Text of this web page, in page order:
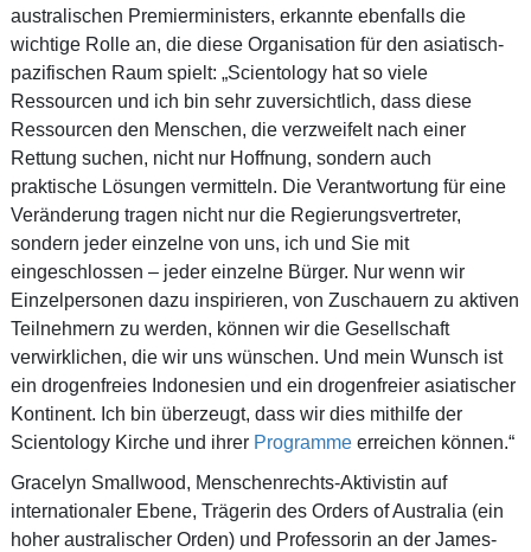
australischen Premierministers, erkannte ebenfalls die
wichtige Rolle an, die diese Organisation für den asiatisch-
pazifischen Raum spielt: „Scientology hat so viele
Ressourcen und ich bin sehr zuversichtlich, dass diese
Ressourcen den Menschen, die verzweifelt nach einer
Rettung suchen, nicht nur Hoffnung, sondern auch
praktische Lösungen vermitteln. Die Verantwortung für eine
Veränderung tragen nicht nur die Regierungsvertreter,
sondern jeder einzelne von uns, ich und Sie mit
eingeschlossen – jeder einzelne Bürger. Nur wenn wir
Einzelpersonen dazu inspirieren, von Zuschauern zu aktiven
Teilnehmern zu werden, können wir die Gesellschaft
verwirklichen, die wir uns wünschen. Und mein Wunsch ist
ein drogenfreies Indonesien und ein drogenfreier asiatischer
Kontinent. Ich bin überzeugt, dass wir dies mithilfe der
Scientology Kirche und ihrer Programme erreichen können.“
Gracelyn Smallwood, Menschenrechts-Aktivistin auf
internationaler Ebene, Trägerin des Orders of Australia (ein
hoher australischer Orden) und Professorin an der James-